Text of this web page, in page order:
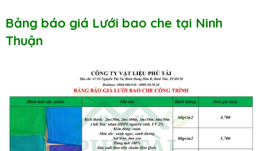
Bảng báo giá Lưới bao che tại Ninh
Thuận